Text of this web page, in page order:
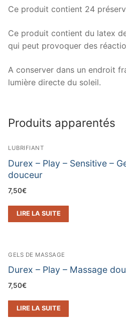
Ce produit contient 24
Ce produit contient du latex
qui peut provoquer des
A conserver dans un endroit
lumière directe du soleil.
Produits apparentés
LUBRIFIANT
Durex – Play – Sensitive –
douceur
7,50€
LIRE LA SUITE
GELS DE MASSAGE
Durex – Play – Massage
7,50€
LIRE LA SUITE